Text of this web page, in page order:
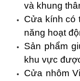
và khung
Cửa kính có
năng hoạt
Sản phẩm
khu vực
Cửa nhôm